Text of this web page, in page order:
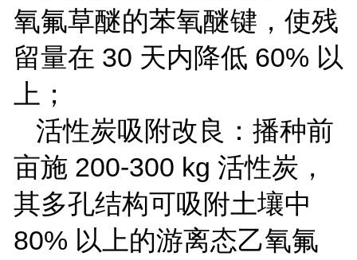
氧氟草醚的苯氧醚键，使残
留量在 30 天内降低 60% 以
上；
活性炭吸附改良：播种前
亩施 200-300 kg 活性炭，
其多孔结构可吸附土壤中
80% 以上的游离态乙氧氟